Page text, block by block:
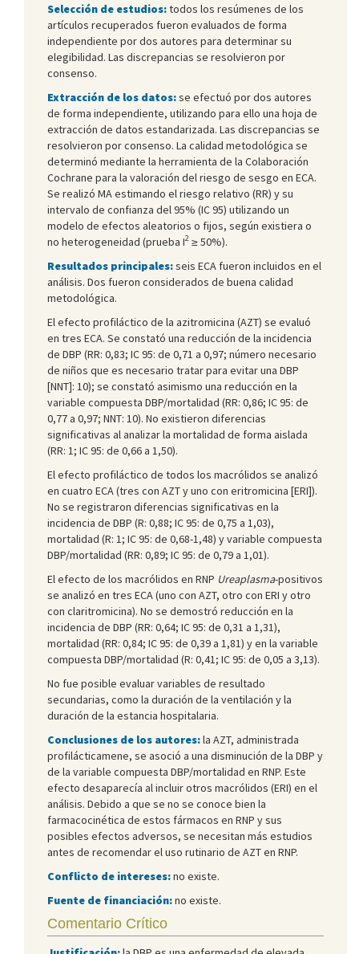
Selección de estudios:todos los resúmenes de los
artículos recuperados fueron evaluados de forma
independiente por dos autores para determinar su
elegibilidad. Las discrepancias se resolvieron por
consenso.
Extracción de los datos:se efectuó por dos autores
de forma independiente, utilizando para ello una hoja de
extracción de datos estandarizada. Las discrepancias se
resolvieron por consenso. La calidad metodológica se
determinó mediante la herramienta de la Colaboración
Cochrane para la valoración del riesgo de sesgo en ECA.
Se realizó MA estimando el riesgo relativo (RR) y su
intervalo de confianza del 95% (IC 95) utilizando un
modelo de efectos aleatorios o fijos, según existiera o
no heterogeneidad (prueba I2 ≥ 50%).
Resultados principales:seis ECA fueron incluidos en el
análisis. Dos fueron considerados de buena calidad
metodológica.
El efecto profiláctico de la azitromicina (AZT) se evaluó
en tres ECA. Se constató una reducción de la incidencia
de DBP (RR: 0,83; IC 95: de 0,71 a 0,97; número necesario
de niños que es necesario tratar para evitar una DBP
[NNT]: 10); se constató asimismo una reducción en la
variable compuesta DBP/mortalidad (RR: 0,86; IC 95: de
0,77 a 0,97; NNT: 10). No existieron diferencias
significativas al analizar la mortalidad de forma aislada
(RR: 1; IC 95: de 0,66 a 1,50).
El efecto profiláctico de todos los macrólidos se analizó
en cuatro ECA (tres con AZT y uno con eritromicina [ERI]).
No se registraron diferencias significativas en la
incidencia de DBP (R: 0,88; IC 95: de 0,75 a 1,03),
mortalidad (R: 1; IC 95: de 0,68-1,48) y variable compuesta
DBP/mortalidad (RR: 0,89; IC 95: de 0,79 a 1,01).
El efecto de los macrólidos en RNP Ureaplasma-positivos
se analizó en tres ECA (uno con AZT, otro con ERI y otro
con claritromicina). No se demostró reducción en la
incidencia de DBP (RR: 0,64; IC 95: de 0,31 a 1,31),
mortalidad (RR: 0,84; IC 95: de 0,39 a 1,81) y en la variable
compuesta DBP/mortalidad (R: 0,41; IC 95: de 0,05 a 3,13).
No fue posible evaluar variables de resultado
secundarias, como la duración de la ventilación y la
duración de la estancia hospitalaria.
Conclusiones de los autores:la AZT, administrada
profilácticamene, se asoció a una disminución de la DBP y
de la variable compuesta DBP/mortalidad en RNP. Este
efecto desaparecía al incluir otros macrólidos (ERI) en el
análisis. Debido a que se no se conoce bien la
farmacocinética de estos fármacos en RNP y sus
posibles efectos adversos, se necesitan más estudios
antes de recomendar el uso rutinario de AZT en RNP.
Conflicto de intereses:no existe.
Fuente de financiación:no existe.
Comentario Crítico